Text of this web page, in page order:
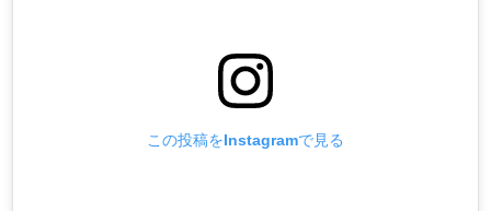
この投稿をInstagramで見る